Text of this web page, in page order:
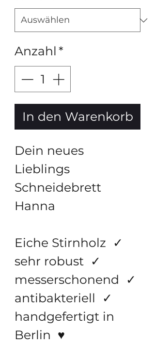
Anzahl *
In den Warenkorb
Dein neues
Lieblings
Schneidebrett
Hanna
Eiche Stirnholz ✓
sehr robust ✓
messerschonend ✓
antibakteriell ✓
handgefertigt in
Berlin ♥